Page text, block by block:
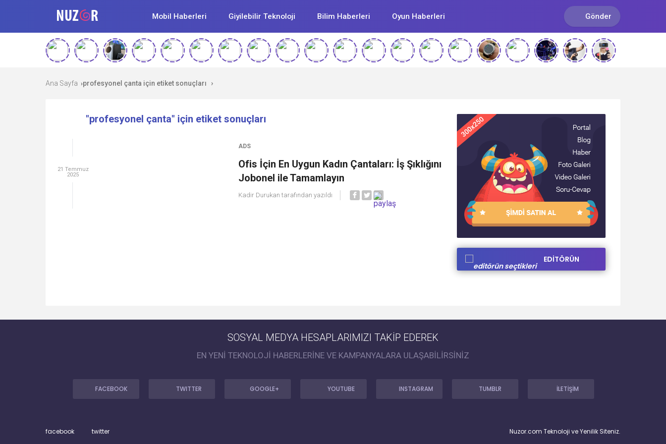
Mobil Haberleri Giyilebilir Teknoloji Bilim Haberleri Oyun Haberleri Gönder
Ana Sayfa ›profesyonel çanta için etiket sonuçları ›
"profesyonel çanta" için etiket sonuçları
ADS
Ofis İçin En Uygun Kadın Çantaları: İş Şıklığını
Jobonel ile Tamamlayın
Kadir Durukan tarafından yazıldı
21 Temmuz
2025
EDİTÖRÜN
SOSYAL MEDYA HESAPLARIMIZI TAKİP EDEREK
EN YENİ TEKNOLOJİ HABERLERİNE VE KAMPANYALARA ULAŞABİLİRSİNİZ
FACEBOOK TWITTER GOOGLE+ YOUTUBE INSTAGRAM TUMBLR İLETİŞİM
facebook twitter Nuzor.com Teknoloji ve Yenilik Siteniz.